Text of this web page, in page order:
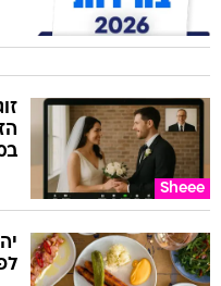
Sheee